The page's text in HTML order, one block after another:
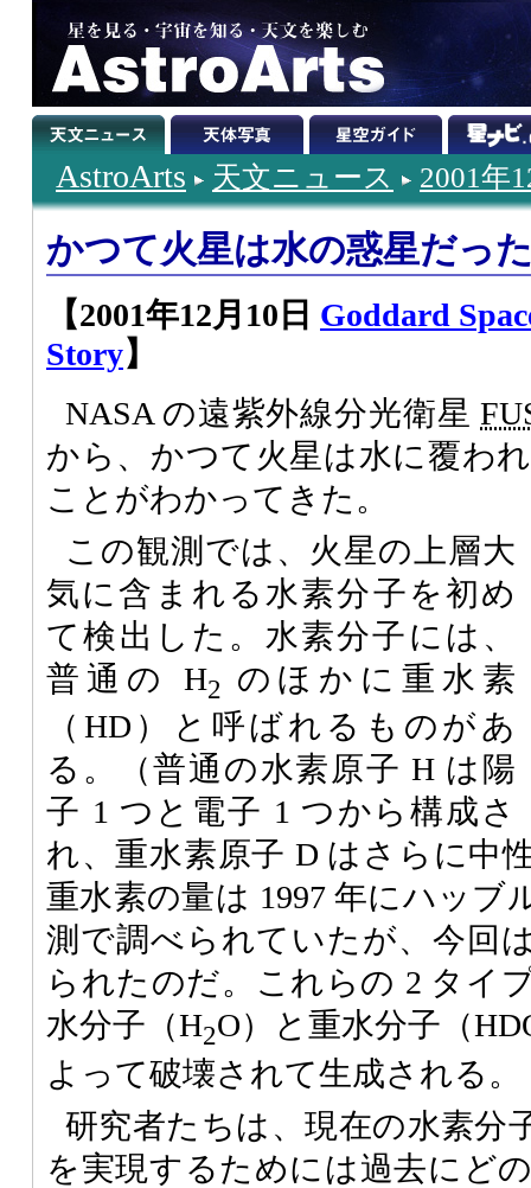
AstroArts 天文ニュース 2001年
かつて火星は水の惑星だっ
【2001年12月10日 Goddard
Story】
NASA の遠紫外線分光衛星
から、かつて火星は水に覆わ
ことがわかってきた。
この観測では、火星の上層大
気に含まれる水素分子を初め
て検出した。水素分子には、
普通の H2
のほかに重水素
（HD）と呼ばれるものがあ
る。（普通の水素原子 H は陽
子 1 つと電子 1 つから構成さ
れ、重水素原子 D はさらに中
重水素の量は 1997 年にハッブ
測で調べられていたが、今回
られたのだ。これらの 2 タイ
水分子（H2O）と重水分子（
よって破壊されて生成される。
研究者たちは、現在の水素分
を実現するためには過去にど